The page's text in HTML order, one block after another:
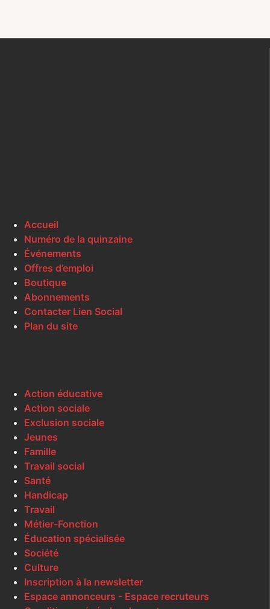
Accueil
Numéro de la quinzaine
Événements
Offres d’emploi
Boutique
Abonnements
Contacter Lien Social
Plan du site
Action éducative
Action sociale
Exclusion sociale
Jeunes
Famille
Travail social
Santé
Handicap
Travail
Métier-Fonction
Éducation spécialisée
Société
Culture
Inscription à la newsletter
Espace annonceurs - Espace recruteurs